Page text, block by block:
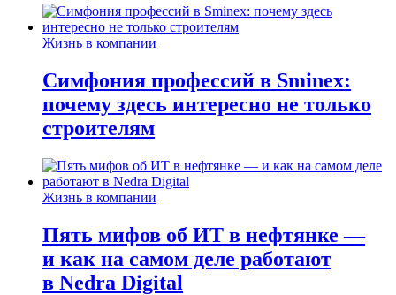
Жизнь в компании
Симфония профессий в Sminex:
почему здесь интересно не только
строителям
Жизнь в компании
Пять мифов об ИТ в нефтянке —
и как на самом деле работают
в Nedra Digital